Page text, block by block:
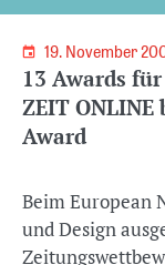
19. November
13 Awards
ZEIT ONLINE
Award
Beim European
und Design